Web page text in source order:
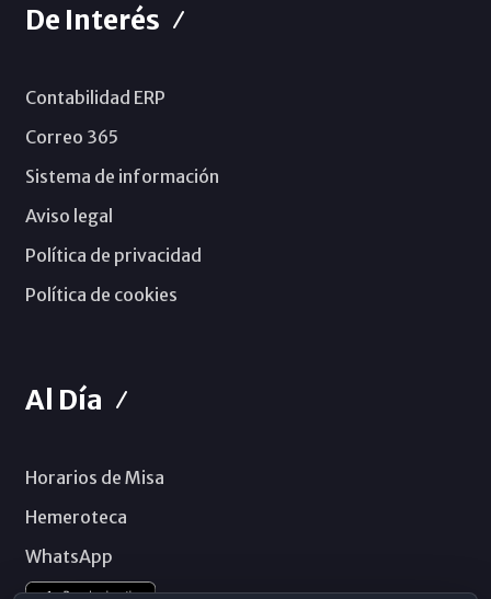
De Interés
Contabilidad ERP
Correo 365
Sistema de información
Aviso legal
Política de privacidad
Política de cookies
Al Día
Horarios de Misa
Hemeroteca
WhatsApp